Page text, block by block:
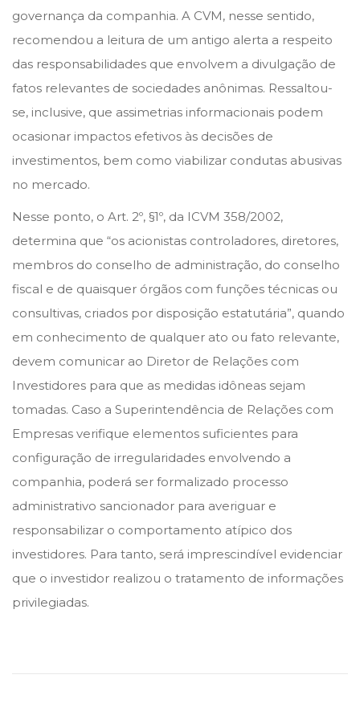
governança da companhia. A CVM, nesse sentido,
recomendou a leitura de um antigo alerta a respeito
das responsabilidades que envolvem a divulgação de
fatos relevantes de sociedades anônimas. Ressaltou-
se, inclusive, que assimetrias informacionais podem
ocasionar impactos efetivos às decisões de
investimentos, bem como viabilizar condutas abusivas
no mercado.
Nesse ponto, o Art. 2º, §1º, da ICVM 358/2002,
determina que “os acionistas controladores, diretores,
membros do conselho de administração, do conselho
fiscal e de quaisquer órgãos com funções técnicas ou
consultivas, criados por disposição estatutária”, quando
em conhecimento de qualquer ato ou fato relevante,
devem comunicar ao Diretor de Relações com
Investidores para que as medidas idôneas sejam
tomadas. Caso a Superintendência de Relações com
Empresas verifique elementos suficientes para
configuração de irregularidades envolvendo a
companhia, poderá ser formalizado processo
administrativo sancionador para averiguar e
responsabilizar o comportamento atípico dos
investidores. Para tanto, será imprescindível evidenciar
que o investidor realizou o tratamento de informações
privilegiadas.